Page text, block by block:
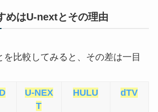
めはU-nextとその理由
を比較してみると、その差は一目
U-NEX
T
HULU dTV